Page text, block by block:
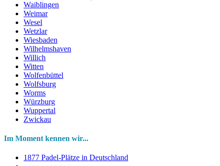
Waiblingen
Weimar
Wesel
Wetzlar
Wiesbaden
Wilhelmshaven
Willich
Witten
Wolfenbüttel
Wolfsburg
Worms
Würzburg
Wuppertal
Zwickau
Im Moment kennen wir...
1877 Padel-Plätze in Deutschland